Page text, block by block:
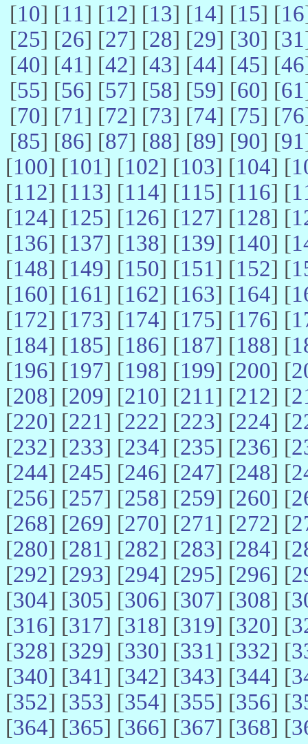
[10] [11] [12] [13] [14] [15] [16
[25] [26] [27] [28] [29] [30] [31
[40] [41] [42] [43] [44] [45] [46
[55] [56] [57] [58] [59] [60] [61
[70] [71] [72] [73] [74] [75] [76
[85] [86] [87] [88] [89] [90] [91
[100] [101] [102] [103] [104] [
[112] [113] [114] [115] [116] [
[124] [125] [126] [127] [128] [
[136] [137] [138] [139] [140] [
[148] [149] [150] [151] [152] [
[160] [161] [162] [163] [164] [
[172] [173] [174] [175] [176] [
[184] [185] [186] [187] [188] [
[196] [197] [198] [199] [200] [
[208] [209] [210] [211] [212] [
[220] [221] [222] [223] [224] [
[232] [233] [234] [235] [236] [
[244] [245] [246] [247] [248] [
[256] [257] [258] [259] [260] [
[268] [269] [270] [271] [272] [
[280] [281] [282] [283] [284] [
[292] [293] [294] [295] [296] [
[304] [305] [306] [307] [308] [
[316] [317] [318] [319] [320] [
[328] [329] [330] [331] [332] [
[340] [341] [342] [343] [344] [
[352] [353] [354] [355] [356] [
[364] [365] [366] [367] [368] [